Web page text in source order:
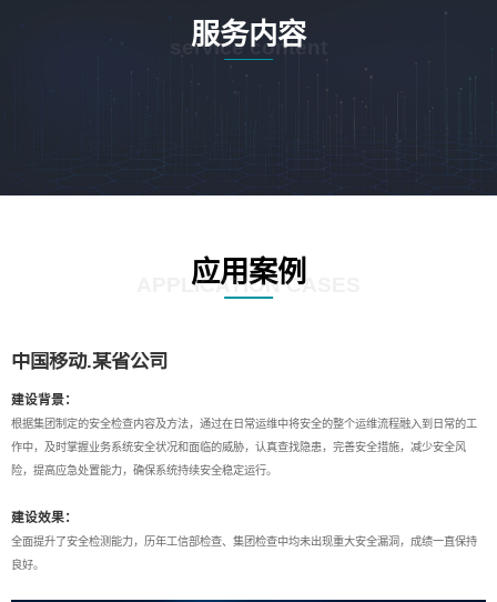
服务内容
service content
应用案例
APPLICATION CASES
中国移动.某省公司
建设背景：
根据集团制定的安全检查内容及方法，通过在日常运维中将安全的整个运维流程融入到日常的工
作中，及时掌握业务系统安全状况和面临的威胁，认真查找隐患，完善安全措施，减少安全风
险，提高应急处置能力，确保系统持续安全稳定运行。
建设效果：
全面提升了安全检测能力，历年工信部检查、集团检查中均未出现重大安全漏洞，成绩一直保持
良好。